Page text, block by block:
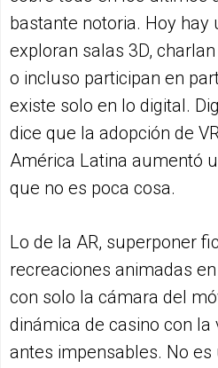
bastante notoria. Hoy hay
exploran salas 3D,
o incluso participan en
existe solo en lo digital.
dice que la adopción de
América Latina aumentó
que no es poca cosa.
Lo de la AR, superponer
recreaciones animadas
con solo la cámara del
dinámica de casino con
antes impensables. No